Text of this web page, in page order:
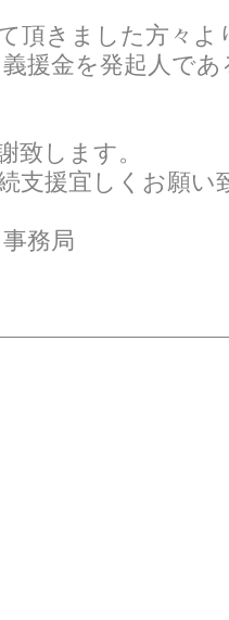
頂きました方々よ
援金を発起人で
致します。
支援宜しくお願い
務局